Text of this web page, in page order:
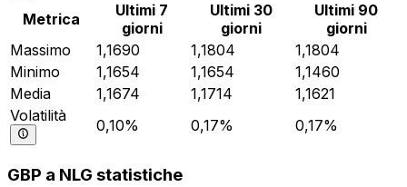
Metrica
Ultimi 7
giorni
Ultimi 30
giorni
Ultimi 90
giorni
Massimo
1,1690 1,1804
1,1804
Minimo
1,1654 1,1654
1,1460
Media
1,1674 1,1714
1,1621
Volatilità
0,10% 0,17% 0,17%
GBP a NLG statistiche